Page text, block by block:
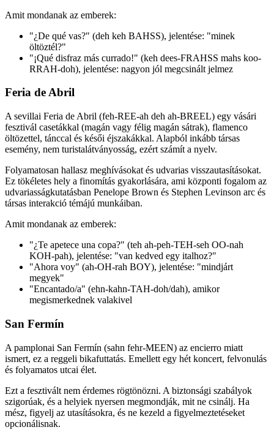
Amit mondanak az emberek:
"¿De qué vas?" (deh keh BAHSS), jelentése: "minek
öltöztél?"
"¡Qué disfraz más currado!" (keh dees-FRAHSS mahs koo-
RRAH-doh), jelentése: nagyon jól megcsinált jelmez
Feria de Abril
A sevillai Feria de Abril (feh-REE-ah deh ah-BREEL) egy vásári
fesztivál casetákkal (magán vagy félig magán sátrak), flamenco
öltözettel, tánccal és késői éjszakákkal. Alapból inkább társas
esemény, nem turistalátványosság, ezért számít a nyelv.
Folyamatosan hallasz meghívásokat és udvarias visszautasításokat.
Ez tökéletes hely a finomítás gyakorlására, ami központi fogalom az
udvariasságkutatásban Penelope Brown és Stephen Levinson arc és
társas interakció témájú munkáiban.
Amit mondanak az emberek:
"¿Te apetece una copa?" (teh ah-peh-TEH-seh OO-nah
KOH-pah), jelentése: "van kedved egy italhoz?"
"Ahora voy" (ah-OH-rah BOY), jelentése: "mindjárt
megyek"
"Encantado/a" (ehn-kahn-TAH-doh/dah), amikor
megismerkednek valakivel
San Fermín
A pamplonai San Fermín (sahn fehr-MEEN) az encierro miatt
ismert, ez a reggeli bikafuttatás. Emellett egy hét koncert, felvonulás
és folyamatos utcai élet.
Ezt a fesztivált nem érdemes rögtönözni. A biztonsági szabályok
szigorúak, és a helyiek nyersen megmondják, mit ne csinálj. Ha
mész, figyelj az utasításokra, és ne kezeld a figyelmeztetéseket
opcionálisnak.